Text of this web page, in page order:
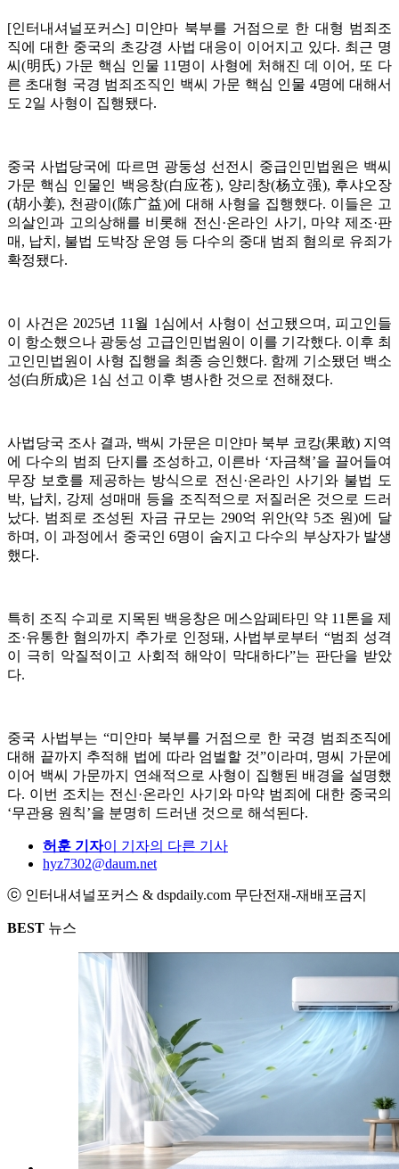
[인터내셔널포커스] 미얀마 북부를 거점으로 한 대형 범죄조
직에 대한 중국의 초강경 사법 대응이 이어지고 있다. 최근 명
씨(明氏) 가문 핵심 인물 11명이 사형에 처해진 데 이어, 또 다
른 초대형 국경 범죄조직인 백씨 가문 핵심 인물 4명에 대해서
도 2일 사형이 집행됐다.
중국 사법당국에 따르면 광둥성 선전시 중급인민법원은 백씨
가문 핵심 인물인 백응창(白应苍), 양리창(杨立强), 후샤오장
(胡小姜), 천광이(陈广益)에 대해 사형을 집행했다. 이들은 고
의살인과 고의상해를 비롯해 전신·온라인 사기, 마약 제조·판
매, 납치, 불법 도박장 운영 등 다수의 중대 범죄 혐의로 유죄가
확정됐다.
이 사건은 2025년 11월 1심에서 사형이 선고됐으며, 피고인들
이 항소했으나 광둥성 고급인민법원이 이를 기각했다. 이후 최
고인민법원이 사형 집행을 최종 승인했다. 함께 기소됐던 백소
성(白所成)은 1심 선고 이후 병사한 것으로 전해졌다.
사법당국 조사 결과, 백씨 가문은 미얀마 북부 코캉(果敢) 지역
에 다수의 범죄 단지를 조성하고, 이른바 ‘자금책’을 끌어들여
무장 보호를 제공하는 방식으로 전신·온라인 사기와 불법 도
박, 납치, 강제 성매매 등을 조직적으로 저질러온 것으로 드러
났다. 범죄로 조성된 자금 규모는 290억 위안(약 5조 원)에 달
하며, 이 과정에서 중국인 6명이 숨지고 다수의 부상자가 발생
했다.
특히 조직 수괴로 지목된 백응창은 메스암페타민 약 11톤을 제
조·유통한 혐의까지 추가로 인정돼, 사법부로부터 “범죄 성격
이 극히 악질적이고 사회적 해악이 막대하다”는 판단을 받았
다.
중국 사법부는 “미얀마 북부를 거점으로 한 국경 범죄조직에
대해 끝까지 추적해 법에 따라 엄벌할 것”이라며, 명씨 가문에
이어 백씨 가문까지 연쇄적으로 사형이 집행된 배경을 설명했
다. 이번 조치는 전신·온라인 사기와 마약 범죄에 대한 중국의
‘무관용 원칙’을 분명히 드러낸 것으로 해석된다.
허훈 기자이 기자의 다른 기사
hyz7302@daum.net
ⓒ 인터내셔널포커스 & dspdaily.com 무단전재-재배포금지
BEST 뉴스